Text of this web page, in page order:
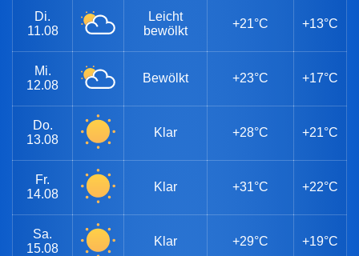
Di.
11.08
Leicht
bewölkt
+21°C +13°C
Mi.
12.08
Bewölkt +23°C +17°C
Do.
13.08
Klar +28°C +21°C
Fr.
14.08
Klar +31°C +22°C
Sa.
15.08
Klar +29°C +19°C